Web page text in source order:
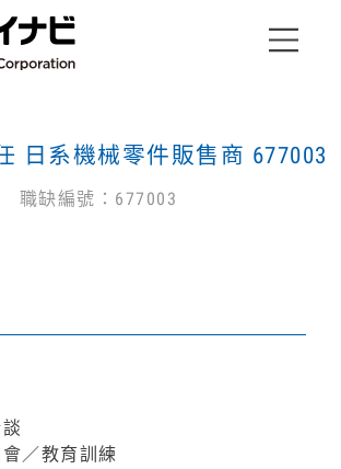
日系機械零件販售商 677003
職缺編號：677003
／教育訓練